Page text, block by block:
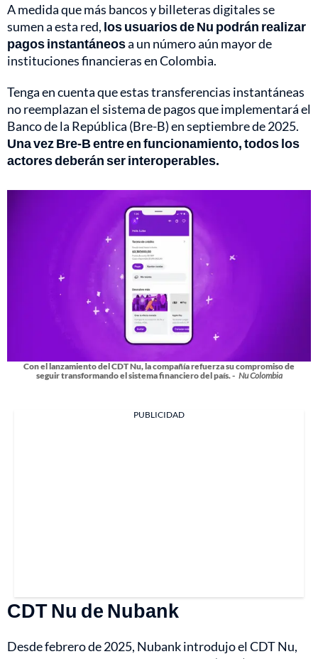
A medida que más bancos y billeteras digitales se
sumen a esta red, los usuarios de Nu podrán realizar
pagos instantáneosa un número aún mayor de
instituciones financieras en Colombia.
Tenga en cuenta que estas transferencias instantáneas
no reemplazan el sistema de pagos que implementará el
Banco de la República (Bre-B) en septiembre de 2025.
Una vez Bre-B entre en funcionamiento, todos los
actores deberán ser interoperables.
Con el lanzamiento del CDT Nu, la compañía refuerza su compromiso de
seguir transformando el sistema financiero del país. - Nu Colombia
PUBLICIDAD
CDT Nu de Nubank
Desde febrero de 2025, Nubank introdujo el CDT Nu,